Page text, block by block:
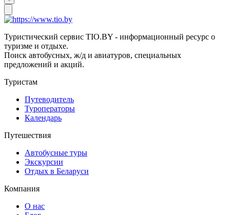
Туристический сервис TIO.BY - информационный ресурс о
туризме и отдыхе.
Поиск автобусных, ж/д и авиатуров, специальных
предложений и акций.
Туристам
Путеводитель
Туроператоры
Календарь
Путешествия
Автобусные туры
Экскурсии
Отдых в Беларуси
Компания
О нас